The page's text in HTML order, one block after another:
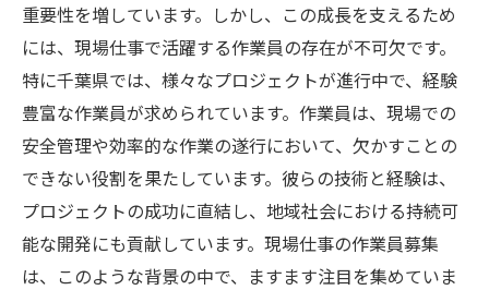
重要性を増しています。しかし、この成長を支えるため
には、現場仕事で活躍する作業員の存在が不可欠です。
特に千葉県では、様々なプロジェクトが進行中で、経験
豊富な作業員が求められています。作業員は、現場での
安全管理や効率的な作業の遂行において、欠かすことの
できない役割を果たしています。彼らの技術と経験は、
プロジェクトの成功に直結し、地域社会における持続可
能な開発にも貢献しています。現場仕事の作業員募集
は、このような背景の中で、ますます注目を集めていま